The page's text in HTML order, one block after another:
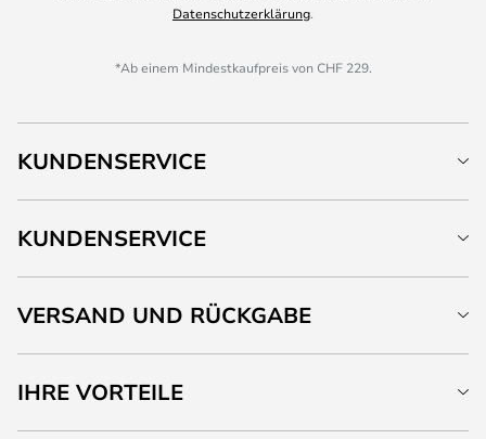
Datenschutzerklärung.
*Ab einem Mindestkaufpreis von CHF 229.
KUNDENSERVICE
KUNDENSERVICE
VERSAND UND RÜCKGABE
IHRE VORTEILE